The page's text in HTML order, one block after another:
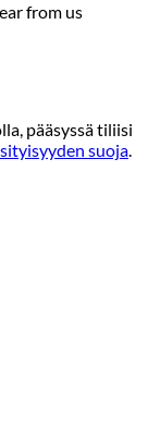
from us
pääsyssä tiliisi
suoja